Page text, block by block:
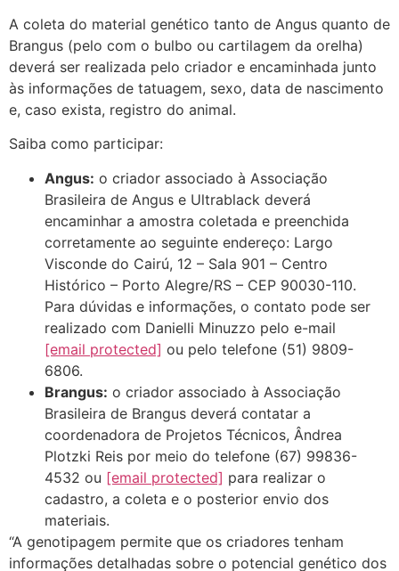
A coleta do material genético tanto de Angus quanto de
Brangus (pelo com o bulbo ou cartilagem da orelha)
deverá ser realizada pelo criador e encaminhada junto
às informações de tatuagem, sexo, data de nascimento
e, caso exista, registro do animal.
Saiba como participar:
Angus: o criador associado à Associação
Brasileira de Angus e Ultrablack deverá
encaminhar a amostra coletada e preenchida
corretamente ao seguinte endereço: Largo
Visconde do Cairú, 12 – Sala 901 – Centro
Histórico – Porto Alegre/RS – CEP 90030-110.
Para dúvidas e informações, o contato pode ser
realizado com Danielli Minuzzo pelo e-mail
[email protected] ou pelo telefone (51) 9809-
6806.
Brangus: o criador associado à Associação
Brasileira de Brangus deverá contatar a
coordenadora de Projetos Técnicos, Ândrea
Plotzki Reis por meio do telefone (67) 99836-
4532 ou [email protected] para realizar o
cadastro, a coleta e o posterior envio dos
materiais.
“A genotipagem permite que os criadores tenham
informações detalhadas sobre o potencial genético dos